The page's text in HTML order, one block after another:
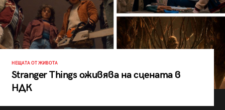
НЕЩАТА ОТ ЖИВОТА
Stranger Things оживява на сцената в
НДК